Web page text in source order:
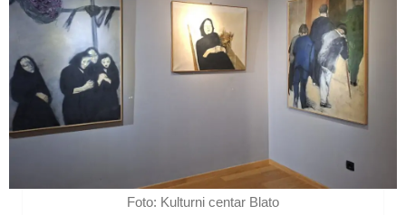
Foto: Kulturni centar Blato